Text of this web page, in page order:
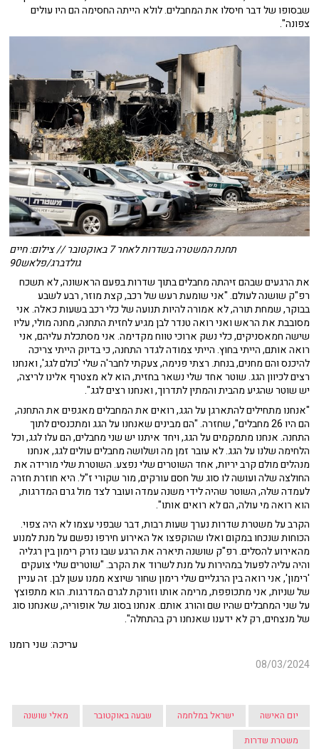
שבסופו של דבר חיסלו את המחבלים. לולא הייתה החסימה הם היו עולים
צפונה".
תחנת המשטרה בשדרות לאחר 7 באוקטובר // צילום: חיים
גולדברג/פלאש90
את הרגעים שבהם זיהתה מחבלים בתוך שדרות בפעם הראשונה, לא תשכח
רפ"ק שושנה לעולם. "אני שומעת רעש של רכב, קצת מוזר, רבע לשבע
בבוקר, שמחת תורה, לא אמורה להיות תנועה של כלי רכב בשעות כאלה. אני
מסובבת את הראש ואני רואה טנדר לבן מגיע לחזית התחנה, מחנה מולי, עליו
שישה חמאסניקים, כלי נשק ארוכי טווח מקדימה. אני מסתכלת עליהם, אני
רואה אותם, הייתי בחוץ. הייתי צמודה לגדר התחנה, כי בדיוק הייתי צריכה
להיכנס והם מחנים, בנחת. רצתי פנימה, צעקתי לחבר'ה שלי 'כולם לגג', ואנחנו
רצים לכיוון הגג. שוטר אחד שלי נשאר בחזית, הוא לא מצטרף אלינו לריצה,
יש שוטר שהגיע מהבית והמתין לתדרוך, ואנחנו רצים לגג".
"אנחנו מתחילים להתארגן על הגג, רואים את המחבלים מאגפים את התחנה,
הם היו 26 מחבלים", שחזרה. "הם מבינים שאנחנו על הגג ומתכנסים לתוך
התחנה. אנחנו מתמקמים על הגג, ויחד איתנו יש שני מחבלים, הם עלו לגג, וכל
הלחימה שלנו על הגג. לא עובר זמן מה ושלושה מחבלים עולים לגג, אנחנו
מנהלים מולם קרב יריות, אחד השוטרים שלי נפצע. השוטרת שלי מורידה את
החולצה שלה ועושה לו סוג של חסם עורקים, מור שקורי ז"ל. היא חוזרת חזרה
לעמדה שלה, השוטר שהיה לידי משנה עמדה ועובר לצד מול גרם המדרגות,
הוא רואה מי עולה, הם לא רואים אותו".
הקרב על משטרת שדרות נערך שעות רבות, דבר שבפני עצמו לא היה צפוי.
הכוחות שנכחו במקום ואלו שהוקפצו אל האירוע חירפו נפשם על מנת למנוע
מהאירוע להסלים. רפ"ק שושנה תיארה את הרגע שבו נזרק רימון בין רגליה
והיה עליה לפעול במהירות על מנת לשרוד את הקרב. "שוטרים שלי צועקים
'רימון', אני רואה בין הרגליים שלי רימון שחור שיוצא ממנו עשן לבן. זה עניין
של שניות, אני מתכופפת, מרימה אותו וזורקת לגרם המדרגות. הוא מתפוצץ
על שני המחבלים שהיו שם והורג אותם. אנחנו בסוג של אופוריה, שאנחנו סוג
של מנצחים, רק לא ידענו שאנחנו רק בהתחלה".
עריכה: שני רומנו
08/03/2024
יום האישה ישראל במלחמה שבעה באוקטובר
מאלי שושנה
משטרת שדרות